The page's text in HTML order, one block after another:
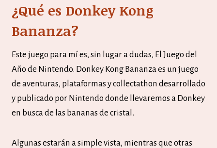
¿Qué es Donkey Kong
Bananza?
Este juego para mí es, sin lugar a dudas, El Juego del
Año de Nintendo. Donkey Kong Bananza es un juego
de aventuras, plataformas y collectathon desarrollado
y publicado por Nintendo donde llevaremos a Donkey
en busca de las bananas de cristal.
Algunas estarán a simple vista, mientras que otras